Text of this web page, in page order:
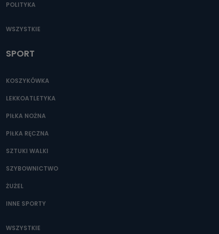
Do czasu wycofania zgody lub, jeśli dane będą
Przetwarzane kategorie Państwa danych osobowych to
szczególności: imię i nazwisko, adres e-mail, telefon
danych osobowych są pracownicy i współpracownicy
oraz partnerzy wspomagający administratora w jego
Jak skontaktować się z inspektorem
danych osobowych?
Można to zrobić pod numerem telefonu 62 735-51-05 lub
POLITYKA
WSZYSTKIE
SPORT
KOSZYKÓWKA
LEKKOATLETYKA
PIŁKA NOŻNA
PIŁKA RĘCZNA
SZTUKI WALKI
SZYBOWNICTWO
ŻUŻEL
INNE SPORTY
WSZYSTKIE